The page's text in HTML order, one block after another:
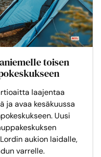
toisen
laajentaa
ja avaa kesäkuussa
Uusi
aukion laidalle,
varrelle.